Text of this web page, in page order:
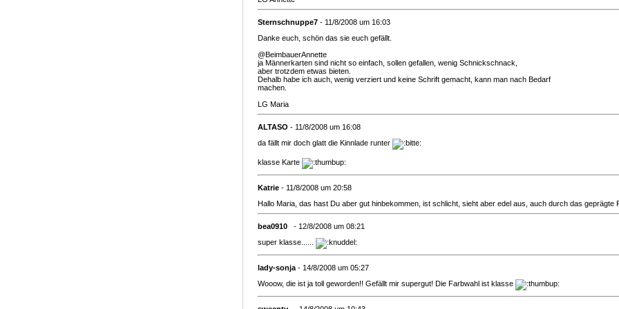
Sternschnuppe7 - 11/8/2008 um 16:03
Danke euch, schön das sie euch gefällt.
@BeimbauerAnnette
ja Männerkarten sind nicht so einfach, sollen gefallen, wenig Schnickschnack,
aber trotzdem etwas bieten.
Dehalb habe ich auch, wenig verziert und keine Schrift gemacht, kann man nach Bedarf
machen.
LG Maria
ALTASO - 11/8/2008 um 16:08
da fällt mir doch glatt die Kinnlade runter
klasse Karte
Katrie - 11/8/2008 um 20:58
Hallo Maria, das hast Du aber gut hinbekommen, ist schlicht, sieht aber edel aus, auch durch das geprägte
bea0910
- 12/8/2008 um 08:21
super klasse......
lady-sonja - 14/8/2008 um 05:27
Wooow, die ist ja toll geworden!! Gefällt mir supergut! Die Farbwahl ist klasse